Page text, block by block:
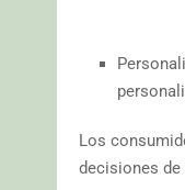
Los
decisiones de